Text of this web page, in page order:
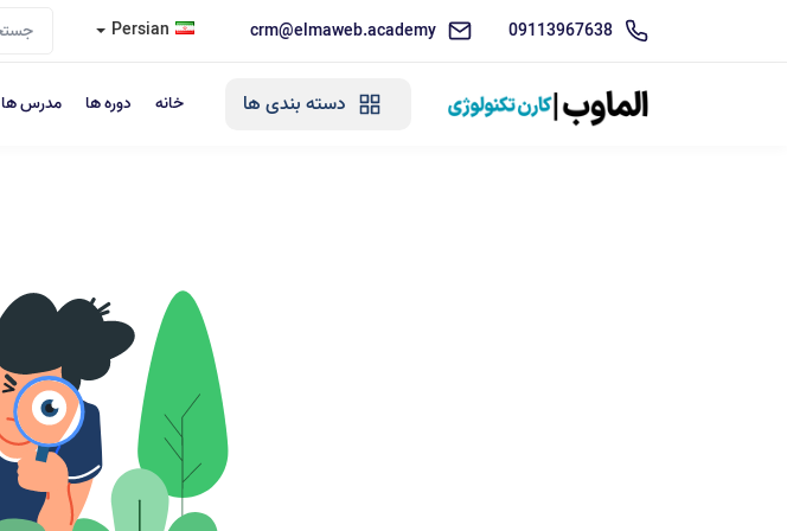
09113967638
crm@elmaweb.academy
Persian
دسته بندی ها خانه دوره ها مدرس ها